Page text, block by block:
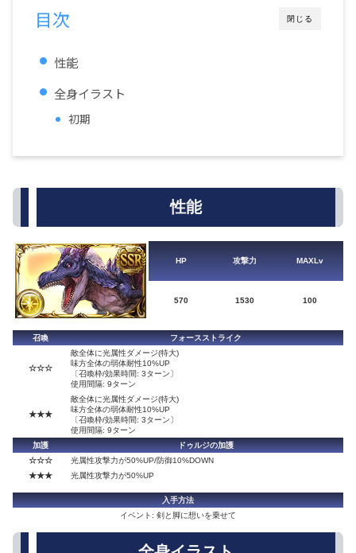
閉じる
目次
性能
全身イラスト
初期
性能
HP 攻撃力 MAXLv
570 1530 100
召喚 フォースストライク
☆☆☆
敵全体に光属性ダメージ(特大)
味方全体の弱体耐性10%UP
〔召喚枠/効果時間: 3ターン〕
使用間隔: 9ターン
★★★
敵全体に光属性ダメージ(特大)
味方全体の弱体耐性10%UP
〔召喚枠/効果時間: 3ターン〕
使用間隔: 9ターン
加護
ドゥルジの加護
☆☆☆
光属性攻撃力が50%UP/防御10%DOWN
★★★
光属性攻撃力が50%UP
入手方法
イベント: 剣と脚に想いを乗せて